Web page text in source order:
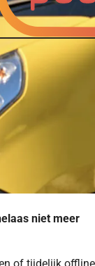
niet meer